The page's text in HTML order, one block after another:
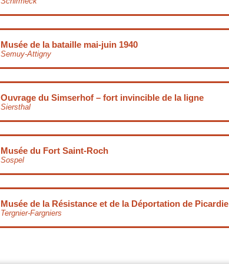
Musée de la bataille mai-juin 1940
Semuy-Attigny
Ouvrage du Simserhof – fort invincible de la ligne
Siersthal
Musée du Fort Saint-Roch
Sospel
Musée de la Résistance et de la Déportation de Picardie
Tergnier-Fargniers